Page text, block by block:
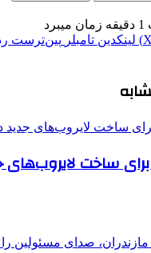
لینکدین ‫تامبلر ‫پین‌ترست
برای ساخت لایروب‌های